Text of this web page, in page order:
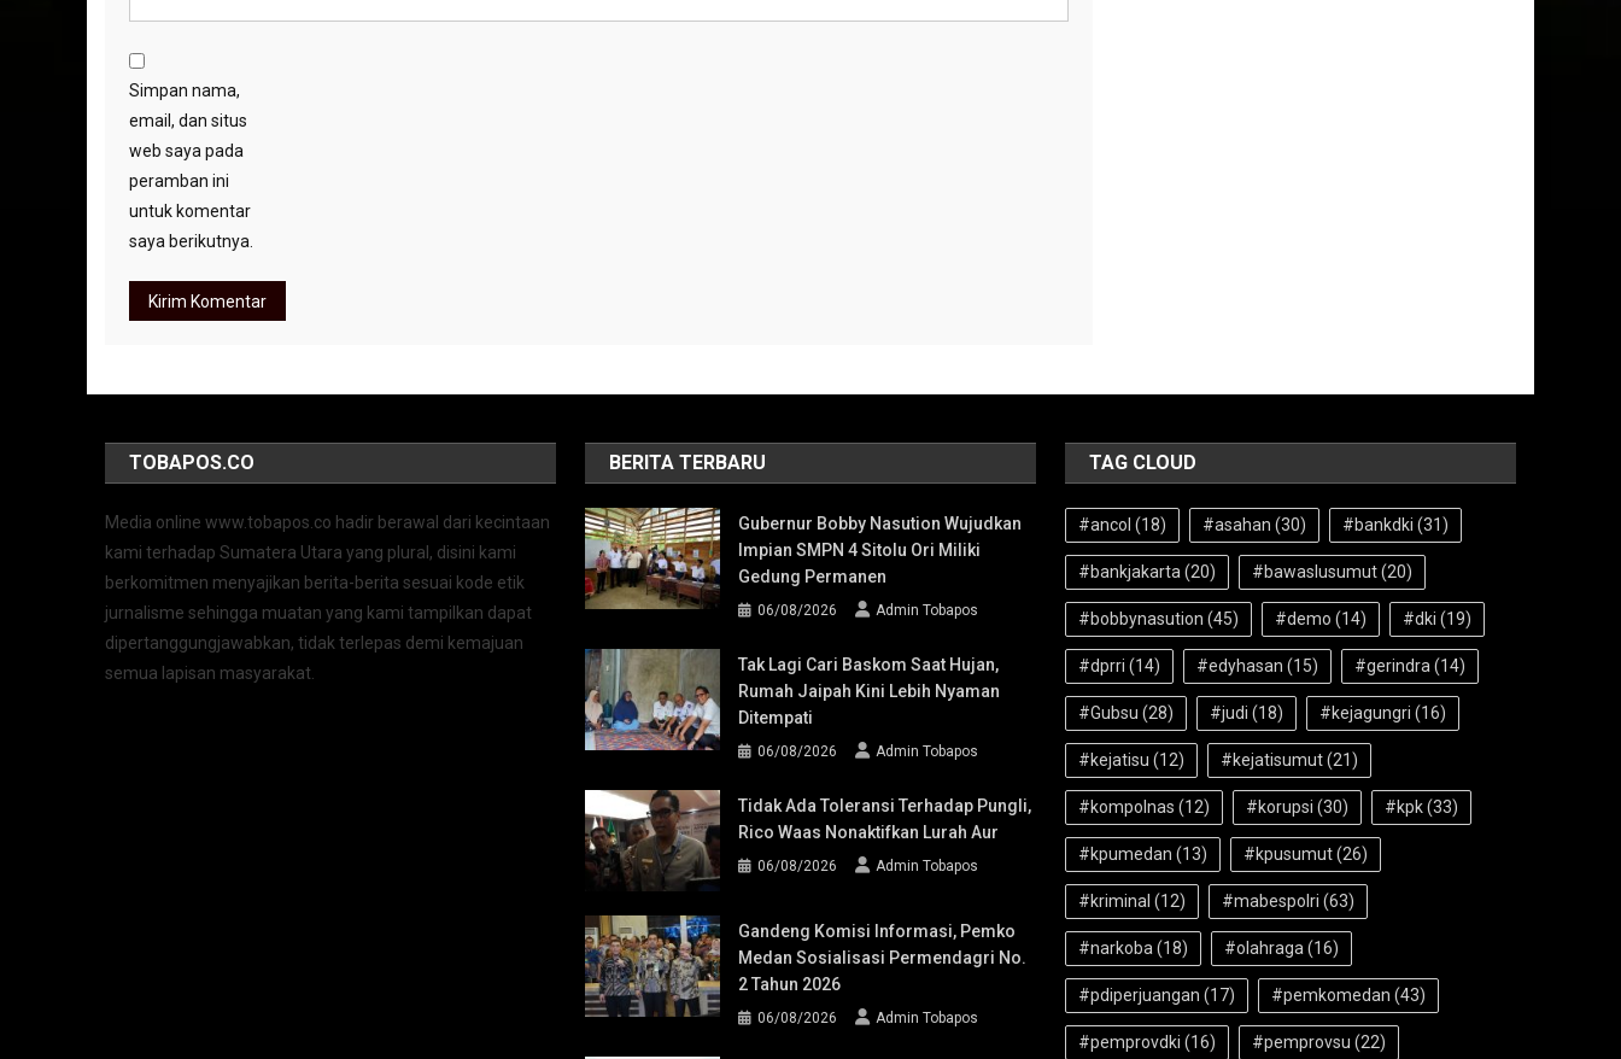
Simpan nama,
email, dan situs
web saya pada
peramban ini
untuk komentar
saya berikutnya.
TOBAPOS.CO
Media online www.tobapos.co hadir berawal dari kecintaan
kami terhadap Sumatera Utara yang plural, disini kami
berkomitmen menyajikan berita-berita sesuai kode etik
jurnalisme sehingga muatan yang kami tampilkan dapat
dipertanggungjawabkan, tidak terlepas demi kemajuan
semua lapisan masyarakat.
BERITA TERBARU
Gubernur Bobby Nasution Wujudkan
Impian SMPN 4 Sitolu Ori Miliki
Gedung Permanen
06/08/2026 Admin Tobapos
Tak Lagi Cari Baskom Saat Hujan,
Rumah Jaipah Kini Lebih Nyaman
Ditempati
06/08/2026 Admin Tobapos
Tidak Ada Toleransi Terhadap Pungli,
Rico Waas Nonaktifkan Lurah Aur
06/08/2026 Admin Tobapos
Gandeng Komisi Informasi, Pemko
Medan Sosialisasi Permendagri No.
2 Tahun 2026
06/08/2026 Admin Tobapos
TAG CLOUD
#ancol (18) #asahan (30) #bankdki (31)
#bankjakarta (20) #bawaslusumut(20)
#bobbynasution (45) #demo (14) #dki (19)
#dprri (14) #edyhasan (15) #gerindra (14)
#Gubsu (28) #judi (18) #kejagungri (16)
#kejatisu (12) #kejatisumut(21)
#kompolnas (12) #korupsi (30) #kpk(33)
#kpumedan (13) #kpusumut(26)
#kriminal (12) #mabespolri (63)
#narkoba (18) #olahraga (16)
#pdiperjuangan (17) #pemkomedan (43)
#pemprovdki (16) #pemprovsu (22)